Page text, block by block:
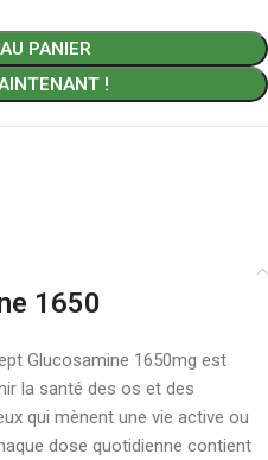
PANIER
!
1650
Glucosamine 1650mg est
la santé des os et des
qui mènent une vie active ou
dose quotidienne contient